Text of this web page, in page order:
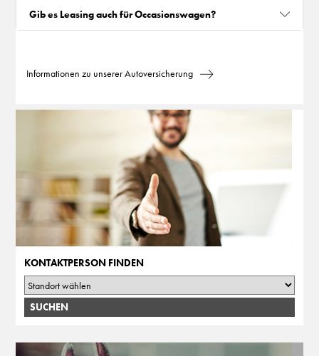
Gib es Leasing auch für Occasionswagen?
Informationen zu unserer Autoversicherung
KONTAKTPERSON FINDEN